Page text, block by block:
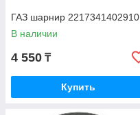
ГАЗ шарнир 2217341402910
В наличии
4 550 ₸
Купить